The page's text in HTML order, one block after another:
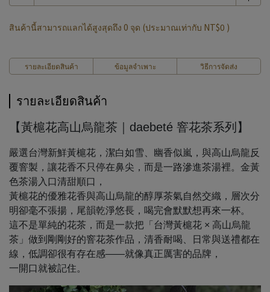
สินค้านี้สามารถแลกได้สูงสุดถึง 0 จุด (ประมาณเท่ากับ NT$0 )
รายละเอียดสินค้า ข้อมูลจำเพาะ วิธีการจัดส่ง
รายละเอียดสินค้า
【黃槴花高山烏龍茶｜daebeté 窨花茶系列】
嚴選台灣新鮮黃槴花，潔白如雪、幽香似嵐，與高山烏龍反
覆窨製，讓花香不只停在鼻尖，而是一路滲進茶湯裡。金黃
色茶湯入口清甜順口，
黃槴花的優雅花香與高山烏龍的醇厚茶氣自然交織，層次分
明卻毫不張揚，尾韻乾淨悠長，喝完會默默想再來一杯。
這不是單純的花茶，而是一款把「台灣黃槴花 × 高山烏龍
茶」做到剛剛好的窨花茶作品，清香耐喝、日常與送禮都在
線，低調卻很有存在感——就像真正厲害的品牌，
一開口就被記住。